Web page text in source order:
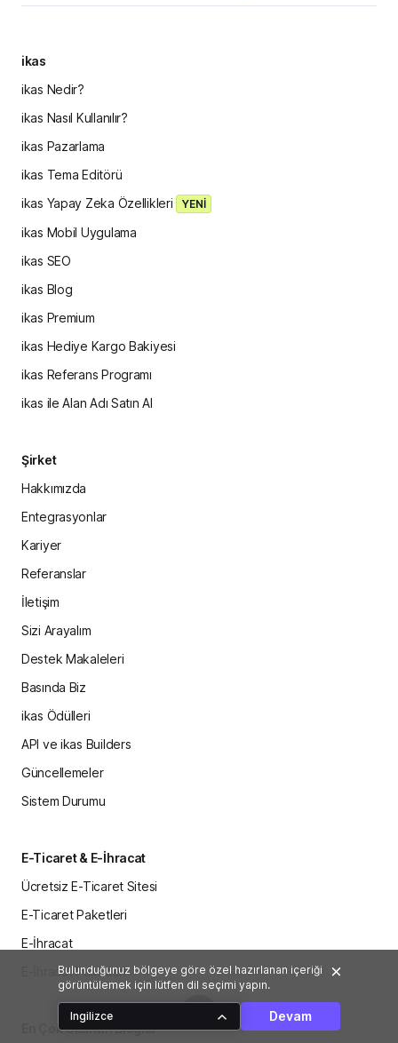
Bulunduğunuz bölgeye göre özel hazırlanan içeriği
görüntülemek için lütfen dil seçimi yapın.
Ingilizce Devam
ikas
ikas Nedir?
ikas Nasıl Kullanılır?
ikas Pazarlama
ikas Tema Editörü
ikas Yapay Zeka Özellikleri
YENİ
ikas Mobil Uygulama
ikas SEO
ikas Blog
ikas Premium
ikas Hediye Kargo Bakiyesi
ikas Referans Programı
ikas ile Alan Adı Satın Al
En Çok Okunan Bloglar
Şirket
Hakkımızda
Entegrasyonlar
Kariyer
Referanslar
İletişim
Sizi Arayalım
Destek Makaleleri
Basında Biz
ikas Ödülleri
API ve ikas Builders
Güncellemeler
Sistem Durumu
E-Ticaret & E-İhracat
Ücretsiz E-Ticaret Sitesi
E-Ticaret Paketleri
E-İhracat
E-İhracat Paketleri